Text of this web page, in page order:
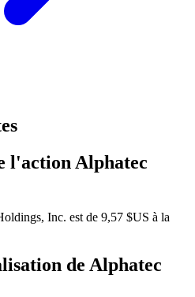
l'action Alphatec
Inc. est de 9,57 $US à la
de Alphatec